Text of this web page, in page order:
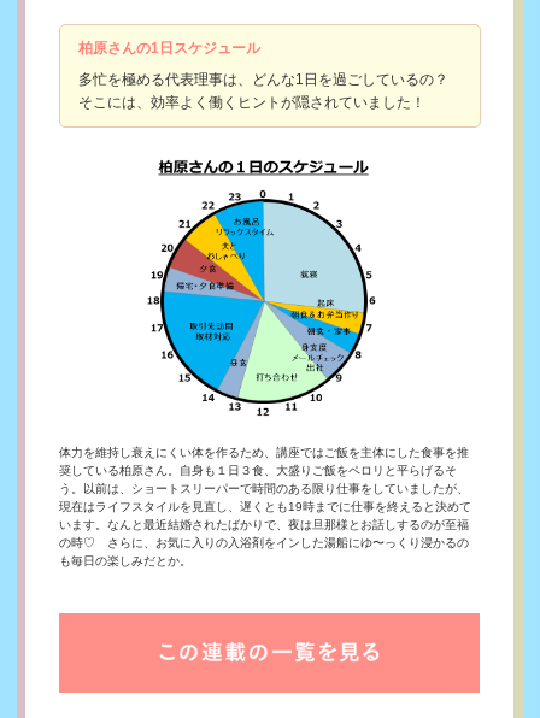
柏原さんの1日スケジュール
多忙を極める代表理事は、どんな1日を過ごしているの？
そこには、効率よく働くヒントが隠されていました！
体力を維持し衰えにくい体を作るため、講座ではご飯を主体にした食事を推
奨している柏原さん。自身も１日３食、大盛りご飯をペロリと平らげるそ
う。以前は、ショートスリーパーで時間のある限り仕事をしていましたが、
現在はライフスタイルを見直し、遅くとも19時までに仕事を終えると決めて
います。なんと最近結婚されたばかりで、夜は旦那様とお話しするのが至福
の時♡ さらに、お気に入りの入浴剤をインした湯船にゆ〜っくり浸かるの
も毎日の楽しみだとか。